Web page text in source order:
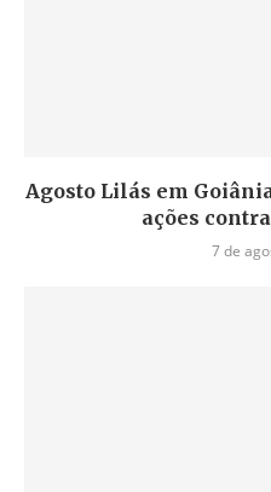
Agosto Lilás em
ações
7 de